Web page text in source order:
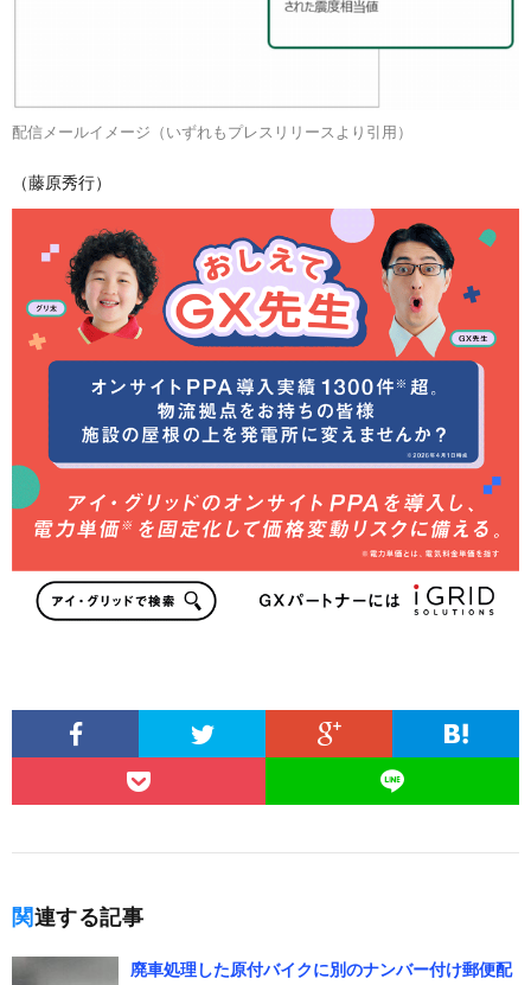
配信メールイメージ（いずれもプレスリリースより引用）
（藤原秀行）
関連する記事
廃車処理した原付バイクに別のナンバー付け郵便配